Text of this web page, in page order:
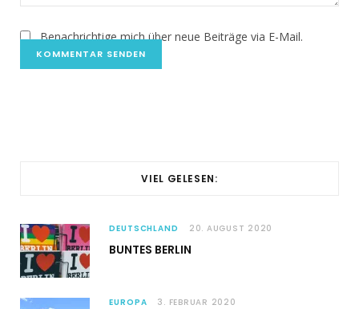
Benachrichtige mich über neue Beiträge via E-Mail.
VIEL GELESEN:
DEUTSCHLAND 20. AUGUST 2020
BUNTES BERLIN
EUROPA 3. FEBRUAR 2020